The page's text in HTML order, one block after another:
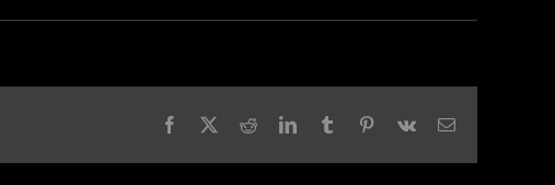
Facebook RedditLinkedInTumblr Pinterest
Vk
E-